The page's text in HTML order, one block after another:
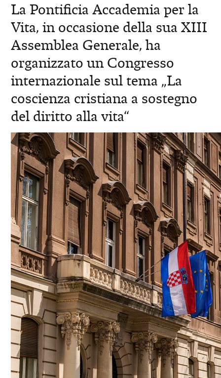
La Pontificia Accademia per la
Vita, in occasione della sua XIII
Assemblea Generale, ha
organizzato un Congresso
internazionale sul tema „La
coscienza cristiana a sostegno
del diritto alla vita“